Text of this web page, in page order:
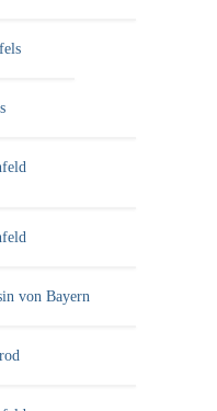
von Bayern